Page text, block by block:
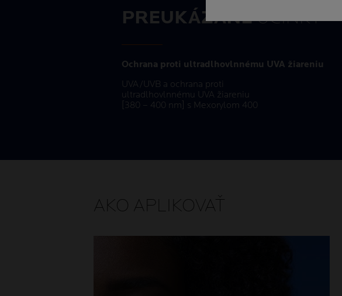
PREUKÁZANÉÚČINKY
Ochrana proti ultradlhovlnnému UVA žiareniu
UVA/UVB a ochrana proti
ultradlhovlnnému UVA žiareniu
[380 – 400 nm] s Mexorylom 400
AKO APLIKOVAŤ